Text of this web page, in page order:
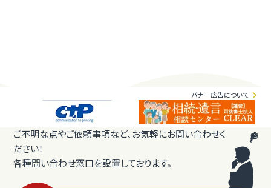
バナー広告について
ご不明な点やご依頼事項など、お気軽にお問い合わせく
ださい！
各種問い合わせ窓口を設置しております。